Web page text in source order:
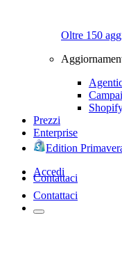
Oltre 150
Prezzi
Enterprise
Edition
Accedi
Contattaci
Contattaci